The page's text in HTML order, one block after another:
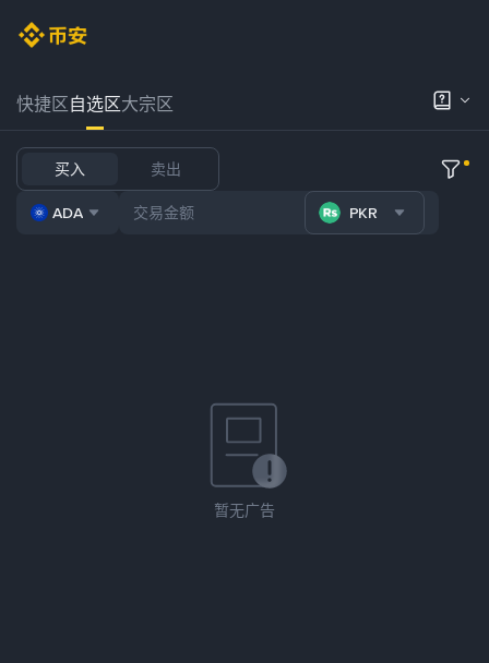
快捷区自选区大宗区
买入 卖出
ADA PKR
暂无广告